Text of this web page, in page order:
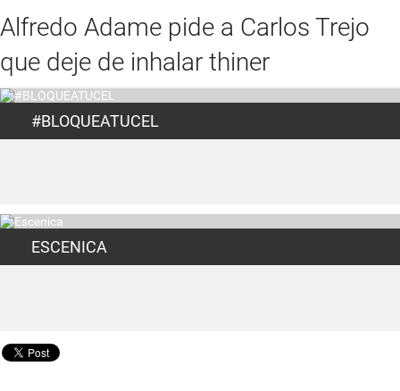
Alfredo Adame pide a Carlos Trejo
que deje de inhalar thiner
#BLOQUEATUCEL
ESCENICA